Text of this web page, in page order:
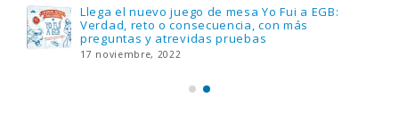
Llega el nuevo juego de mesa Yo Fui a EGB:
Verdad, reto o consecuencia, con más
preguntas y atrevidas pruebas
17 noviembre, 2022